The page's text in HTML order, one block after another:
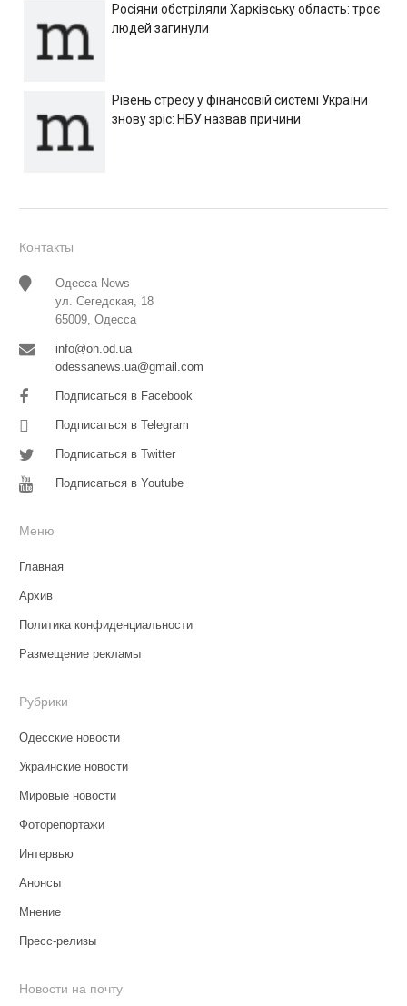
Росіяни обстріляли Харківську область: троє
людей загинули
Рівень стресу у фінансовій системі України
знову зріс: НБУ назвав причини
Контакты
Одесса News
ул. Сегедская, 18
65009, Одесса
info@on.od.ua
odessanews.ua@gmail.com
Подписаться в Facebook
Подписаться в Telegram
Подписаться в Twitter
Подписаться в Youtube
Меню
Главная
Архив
Политика конфиденциальности
Размещение рекламы
Рубрики
Одесские новости
Украинские новости
Мировые новости
Фоторепортажи
Интервью
Анонсы
Мнение
Пресс-релизы
Новости на почту